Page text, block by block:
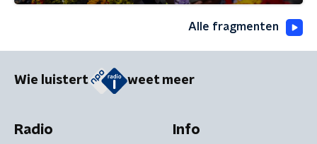
Alle fragmenten
Wie luistert weet meer
Radio Info